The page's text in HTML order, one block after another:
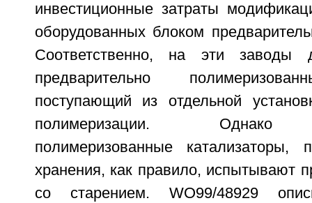
инвестиционные затраты
оборудованных блоком
Соответственно, на эти заводы
предварительно
поступающий из отдельной
полимеризации. Однако
полимеризованные катализаторы,
хранения, как правило, испытывают
со старением. WO99/48929